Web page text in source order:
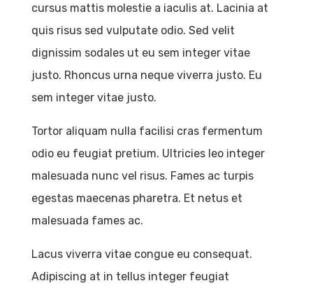
cursus mattis molestie a iaculis at. Lacinia at
quis risus sed vulputate odio. Sed velit
dignissim sodales ut eu sem integer vitae
justo. Rhoncus urna neque viverra justo. Eu
sem integer vitae justo.
Tortor aliquam nulla facilisi cras fermentum
odio eu feugiat pretium. Ultricies leo integer
malesuada nunc vel risus. Fames ac turpis
egestas maecenas pharetra. Et netus et
malesuada fames ac.
Lacus viverra vitae congue eu consequat.
Adipiscing at in tellus integer feugiat